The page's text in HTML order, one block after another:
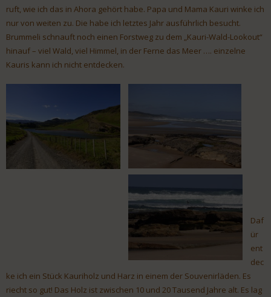
ruft, wie ich das in Ahora gehört habe. Papa und Mama Kauri winke ich
nur von weiten zu. Die habe ich letztes Jahr ausführlich besucht.
Brummeli schnauft noch einen Forstweg zu dem „Kauri-Wald-Lookout“
hinauf – viel Wald, viel Himmel, in der Ferne das Meer …. einzelne
Kauris kann ich nicht entdecken.
Daf
ür
ent
dec
ke ich ein Stück Kauriholz und Harz in einem der Souvenirläden. Es
riecht so gut! Das Holz ist zwischen 10 und 20 Tausend Jahre alt. Es lag